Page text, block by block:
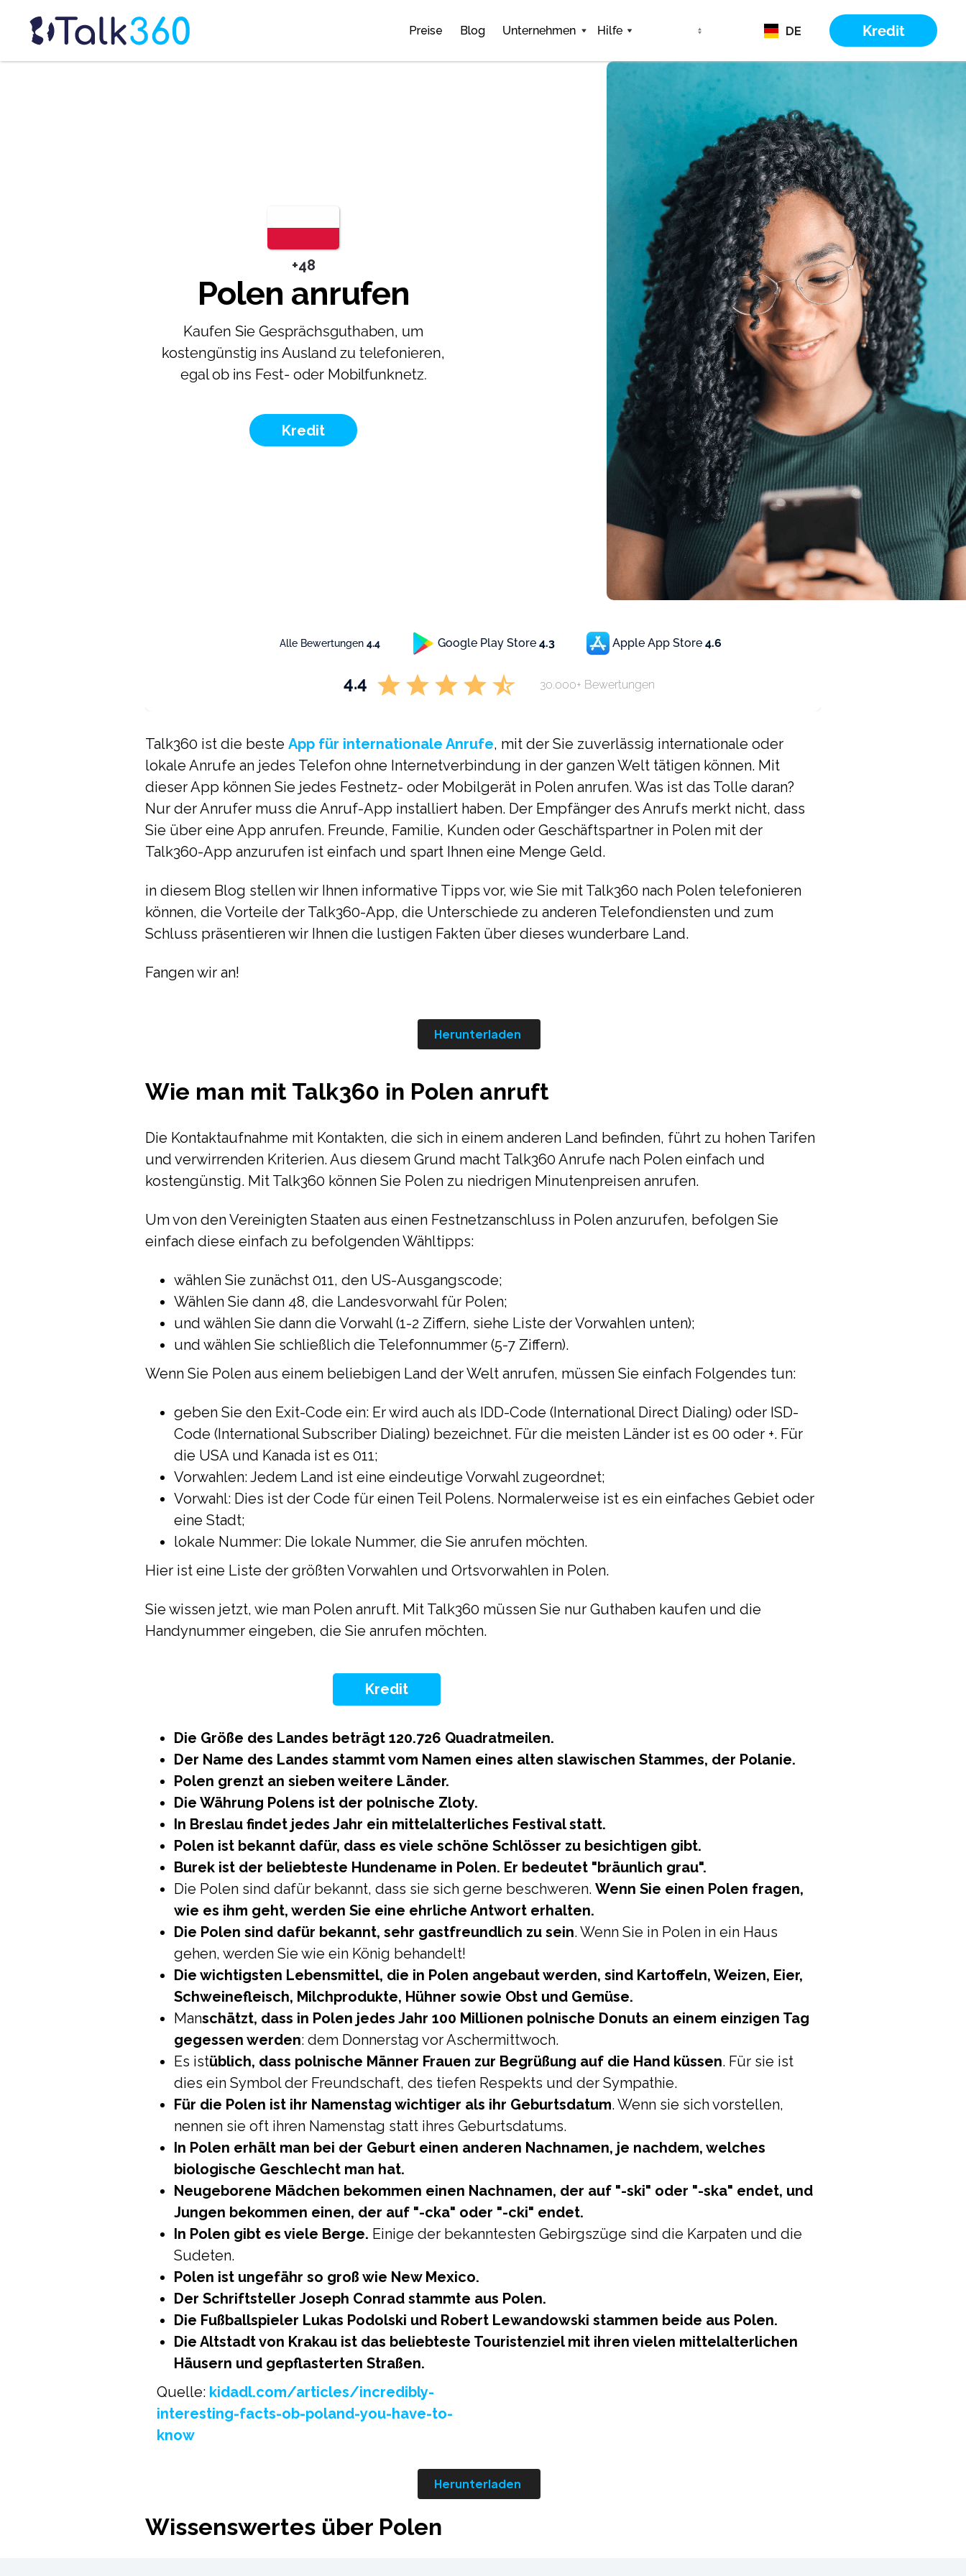
Preise Blog Unternehmen Hilfe DE Kredit
+48
Polen anrufen
Kaufen Sie Gesprächsguthaben, um
kostengünstig ins Ausland zu telefonieren,
egal ob ins Fest- oder Mobilfunknetz.
Kredit
Alle Bewertungen 4.4 Google Play Store 4.3 Apple App Store 4.6
4.4 30.000+ Bewertungen
Talk360 ist die beste App für internationale Anrufe, mit der Sie zuverlässig internationale oder
lokale Anrufe an jedes Telefon ohne Internetverbindung in der ganzen Welt tätigen können. Mit
dieser App können Sie jedes Festnetz- oder Mobilgerät in Polen anrufen. Was ist das Tolle daran?
Nur der Anrufer muss die Anruf-App installiert haben. Der Empfänger des Anrufs merkt nicht, dass
Sie über eine App anrufen. Freunde, Familie, Kunden oder Geschäftspartner in Polen mit der
Talk360-App anzurufen ist einfach und spart Ihnen eine Menge Geld.
in diesem Blog stellen wir Ihnen informative Tipps vor, wie Sie mit Talk360 nach Polen telefonieren
können, die Vorteile der Talk360-App, die Unterschiede zu anderen Telefondiensten und zum
Schluss präsentieren wir Ihnen die lustigen Fakten über dieses wunderbare Land.
Fangen wir an!
Herunterladen
Wie man mit Talk360 in Polen anruft
Die Kontaktaufnahme mit Kontakten, die sich in einem anderen Land befinden, führt zu hohen Tarifen
und verwirrenden Kriterien. Aus diesem Grund macht Talk360 Anrufe nach Polen einfach und
kostengünstig. Mit Talk360 können Sie Polen zu niedrigen Minutenpreisen anrufen.
Um von den Vereinigten Staaten aus einen Festnetzanschluss in Polen anzurufen, befolgen Sie
einfach diese einfach zu befolgenden Wähltipps:
wählen Sie zunächst 011, den US-Ausgangscode;
Wählen Sie dann 48, die Landesvorwahl für Polen;
und wählen Sie dann die Vorwahl (1-2 Ziffern, siehe Liste der Vorwahlen unten);
und wählen Sie schließlich die Telefonnummer (5-7 Ziffern).
Wenn Sie Polen aus einem beliebigen Land der Welt anrufen, müssen Sie einfach Folgendes tun:
geben Sie den Exit-Code ein: Er wird auch als IDD-Code (International Direct Dialing) oder ISD-
Code (International Subscriber Dialing) bezeichnet. Für die meisten Länder ist es 00 oder +. Für
die USA und Kanada ist es 011;
Vorwahlen: Jedem Land ist eine eindeutige Vorwahl zugeordnet;
Vorwahl: Dies ist der Code für einen Teil Polens. Normalerweise ist es ein einfaches Gebiet oder
eine Stadt;
lokale Nummer: Die lokale Nummer, die Sie anrufen möchten.
Hier ist eine Liste der größten Vorwahlen und Ortsvorwahlen in Polen.
Sie wissen jetzt, wie man Polen anruft. Mit Talk360 müssen Sie nur Guthaben kaufen und die
Handynummer eingeben, die Sie anrufen möchten.
Kredit
Die Größe des Landes beträgt 120.726 Quadratmeilen.
Der Name des Landes stammt vom Namen eines alten slawischen Stammes, der Polanie.
Polen grenzt an sieben weitere Länder.
Die Währung Polens ist der polnische Zloty.
In Breslau findet jedes Jahr ein mittelalterliches Festival statt.
Polen ist bekannt dafür, dass es viele schöne Schlösser zu besichtigen gibt.
Burek ist der beliebteste Hundename in Polen. Er bedeutet "bräunlich grau".
Die Polen sind dafür bekannt, dass sie sich gerne beschweren. Wenn Sie einen Polen fragen,
wie es ihm geht, werden Sie eine ehrliche Antwort erhalten.
Die Polen sind dafür bekannt, sehr gastfreundlich zu sein. Wenn Sie in Polen in ein Haus
gehen, werden Sie wie ein König behandelt!
Die wichtigsten Lebensmittel, die in Polen angebaut werden, sind Kartoffeln, Weizen, Eier,
Schweinefleisch, Milchprodukte, Hühner sowie Obst und Gemüse.
Manschätzt, dass in Polen jedes Jahr 100 Millionen polnische Donuts an einem einzigen Tag
gegessen werden: dem Donnerstag vor Aschermittwoch.
Es istüblich, dass polnische Männer Frauen zur Begrüßung auf die Hand küssen. Für sie ist
dies ein Symbol der Freundschaft, des tiefen Respekts und der Sympathie.
Für die Polen ist ihr Namenstag wichtiger als ihr Geburtsdatum. Wenn sie sich vorstellen,
nennen sie oft ihren Namenstag statt ihres Geburtsdatums.
In Polen erhält man bei der Geburt einen anderen Nachnamen, je nachdem, welches
biologische Geschlecht man hat.
Neugeborene Mädchen bekommen einen Nachnamen, der auf "-ski" oder "-ska" endet, und
Jungen bekommen einen, der auf "-cka" oder "-cki" endet.
In Polen gibt es viele Berge. Einige der bekanntesten Gebirgszüge sind die Karpaten und die
Sudeten.
Polen ist ungefähr so groß wie New Mexico.
Der Schriftsteller Joseph Conrad stammte aus Polen.
Die Fußballspieler Lukas Podolski und Robert Lewandowski stammen beide aus Polen.
Die Altstadt von Krakau ist das beliebteste Touristenziel mit ihren vielen mittelalterlichen
Häusern und gepflasterten Straßen.
Quelle: kidadl.com/articles/incredibly-
interesting-facts-ob-poland-you-have-to-
know
Herunterladen
Wissenswertes über Polen